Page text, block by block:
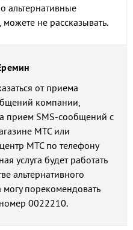
альтернативные
не рассказывать.
от приема
компании,
прием SMS-сообщений с
МТС или
МТС по телефону
услуга будет работать
альтернативного
порекомендовать
0022210.